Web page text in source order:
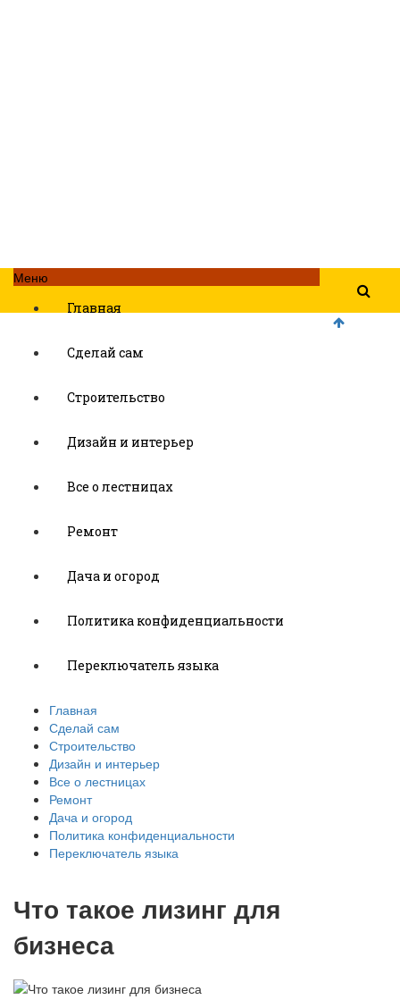
Меню
Главная
Сделай сам
Строительство
Дизайн и интерьер
Все о лестницах
Ремонт
Дача и огород
Политика конфиденциальности
Переключатель языка
Главная
Сделай сам
Строительство
Дизайн и интерьер
Все о лестницах
Ремонт
Дача и огород
Политика конфиденциальности
Переключатель языка
Что такое лизинг для
бизнеса